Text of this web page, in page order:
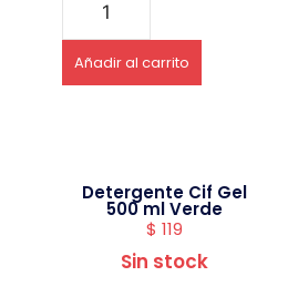
Añadir al carrito
Detergente Cif Gel
500 ml Verde
$ 119
Sin stock